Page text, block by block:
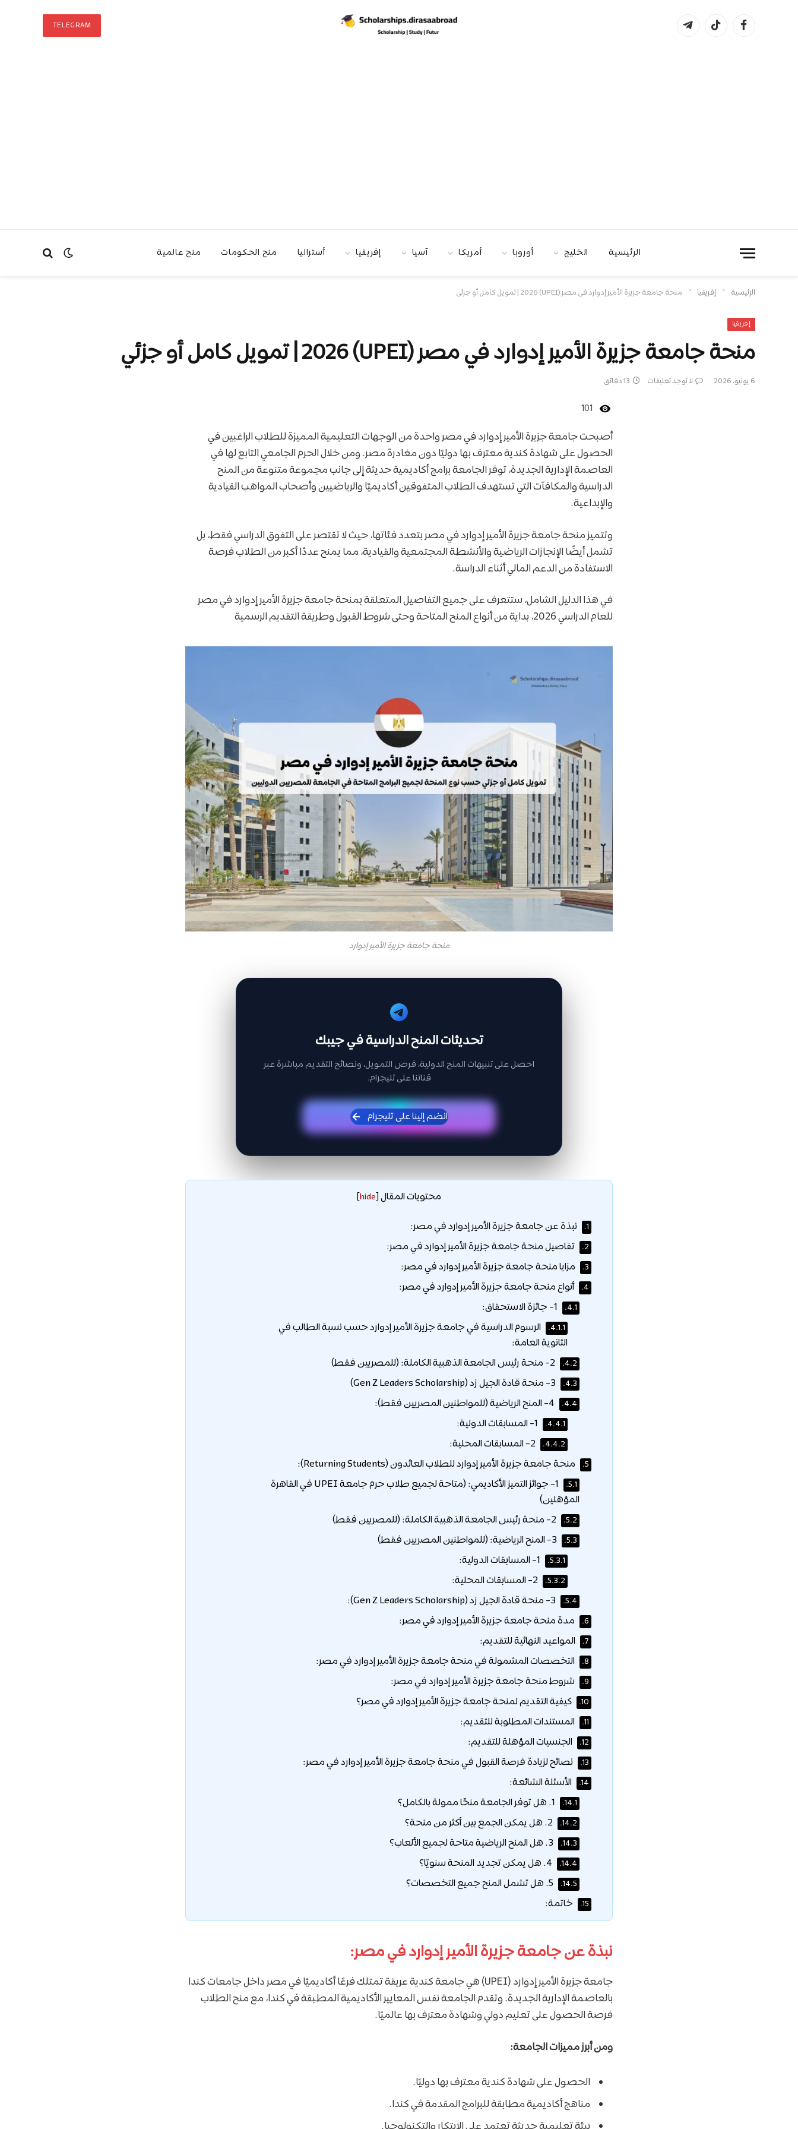
فيسبوكتيكتوكتيلقرام TELEGRAM
الرئيسية الخليج أوروبا أمريكا آسيا إفريقيا أستراليا منح الحكومات منح عالمية
الرئيسية » إفريقيا » منحة جامعة جزيرة الأمير إدوارد في مصر (UPEI) 2026 | تمويل كامل أو جزئي
إفريقيا
منحة جامعة جزيرة الأمير إدوارد في مصر (UPEI) 2026 | تمويل كامل أو جزئي
6 يونيو، 2026 لا توجد تعليقات 13 دقائق
101
أصبحت جامعة جزيرة الأمير إدوارد في مصر واحدة من الوجهات التعليمية المميزة للطلاب الراغبين في
الحصول على شهادة كندية معترف بها دوليًا دون مغادرة مصر. ومن خلال الحرم الجامعي التابع لها في
العاصمة الإدارية الجديدة، توفر الجامعة برامج أكاديمية حديثة إلى جانب مجموعة متنوعة من المنح
الدراسية والمكافآت التي تستهدف الطلاب المتفوقين أكاديميًا والرياضيين وأصحاب المواهب القيادية
والإبداعية.
وتتميز منحة جامعة جزيرة الأمير إدوارد في مصر بتعدد فئاتها، حيث لا تقتصر على التفوق الدراسي فقط، بل
تشمل أيضًا الإنجازات الرياضية والأنشطة المجتمعية والقيادية، مما يمنح عددًا أكبر من الطلاب فرصة
الاستفادة من الدعم المالي أثناء الدراسة.
في هذا الدليل الشامل، ستتعرف على جميع التفاصيل المتعلقة بمنحة جامعة جزيرة الأمير إدوارد في مصر
للعام الدراسي 2026، بداية من أنواع المنح المتاحة وحتى شروط القبول وطريقة التقديم الرسمية
منحة جامعة جزيرة الأمير إدوارد
تحديثات المنح الدراسية في جيبك
احصل على تنبيهات المنح الدولية، فرص التمويل، ونصائح التقديم مباشرة عبر
قناتنا على تليجرام.
انضم إلينا على تليجرام
محتويات المقال [
hide
]
1. نبذة عن جامعة جزيرة الأمير إدوارد في مصر:
2. تفاصيل منحة جامعة جزيرة الأمير إدوارد في مصر:
3. مزايا منحة جامعة جزيرة الأمير إدوارد في مصر:
4. أنواع منحة جامعة جزيرة الأمير إدوارد في مصر:
4.1.
4.1.1.
الرسوم الدراسية في جامعة جزيرة الأمير إدوارد حسب نسبة الطالب في
الثانوية العامة:
4.2.
4.3.
4.4.
4.4.1.
4.4.2.
5. منحة جامعة جزيرة الأمير إدوارد للطلاب العائدون (Returning Students):
5.1.
1- جوائز التميز الأكاديمي: (متاحة لجميع طلاب حرم جامعة UPEI في القاهرة
المؤهلين)
5.2.
5.3.
5.3.1.
5.3.2.
5.4.
6. مدة منحة جامعة جزيرة الأمير إدوارد في مصر:
7. المواعيد النهائية للتقديم:
8. التخصصات المشمولة في منحة جامعة جزيرة الأمير إدوارد في مصر:
9. شروط منحة جامعة جزيرة الأمير إدوارد في مصر:
10. كيفية التقديم لمنحة جامعة جزيرة الأمير إدوارد في مصر؟
11. المستندات المطلوبة للتقديم:
12. الجنسيات المؤهلة للتقديم:
13. نصائح لزيادة فرصة القبول في منحة جامعة جزيرة الأمير إدوارد في مصر:
14. الأسئلة الشائعة:
14.1.
14.2.
14.3.
14.4.
14.5.
15. خاتمة:
نبذة عن جامعة جزيرة الأمير إدوارد في مصر:
جامعة جزيرة الأمير إدوارد (UPEI) هي جامعة كندية عريقة تمتلك فرعًا أكاديميًا في مصر داخل جامعات كندا
بالعاصمة الإدارية الجديدة. وتقدم الجامعة نفس المعايير الأكاديمية المطبقة في كندا، مع منح الطلاب
فرصة الحصول على تعليم دولي وشهادة معترف بها عالميًا.
ومن أبرز مميزات الجامعة:
الحصول على شهادة كندية معترف بها دوليًا.
مناهج أكاديمية مطابقة للبرامج المقدمة في كندا.